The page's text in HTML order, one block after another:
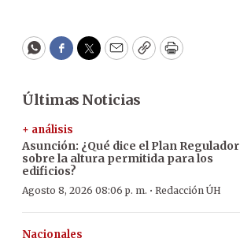
WhatsApp
Facebook
Twitter
EmailCopyPrint
Últimas Noticias
+ análisis
Asunción: ¿Qué dice el Plan Regulador
sobre la altura permitida para los
edificios?
Agosto 8, 2026 08:06 p. m. · Redacción ÚH
Nacionales